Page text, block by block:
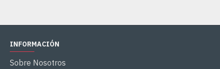
INFORMACIÓN
Sobre Nosotros